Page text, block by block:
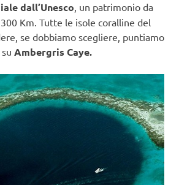
dall’Unesco, un patrimonio da
Km. Tutte le isole coralline del
se dobbiamo scegliere, puntiamo
Ambergris Caye.